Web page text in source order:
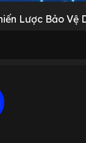
Lược Bảo Vệ